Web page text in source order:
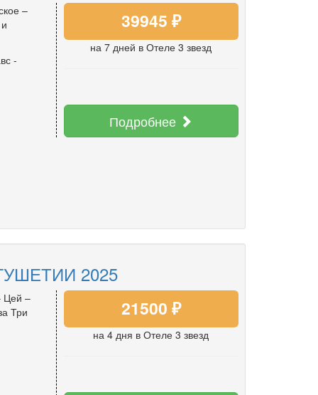
–
-
39945 ₽
на 7 дней в Отеле 3 звезд
Подробнее
2025
Цей –
Три
21500 ₽
на 4 дня в Отеле 3 звезд